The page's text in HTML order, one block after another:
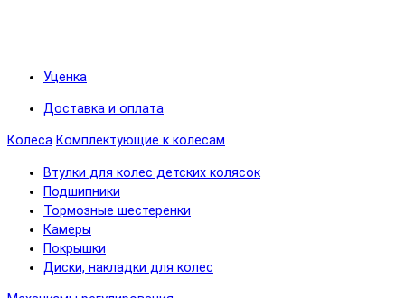
Уценка
Доставка и оплата
Колеса Комплектующие к колесам
Втулки для колес детских колясок
Подшипники
Тормозные шестеренки
Камеры
Покрышки
Диски, накладки для колес